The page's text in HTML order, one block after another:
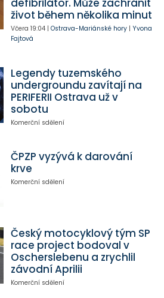
defibrilátor. Může zachránit
život během několika minut
Včera 19:04| Ostrava-Mariánské hory| Yvona
Fajtová
Legendy tuzemského
undergroundu zavítají na
PERIFERII Ostrava už v
sobotu
Komerční sdělení
ČPZP vyzývá k darování
krve
Komerční sdělení
Český motocyklový tým SP
race project bodoval v
Oscherslebenu a zrychlil
závodní Aprilii
Komerční sdělení